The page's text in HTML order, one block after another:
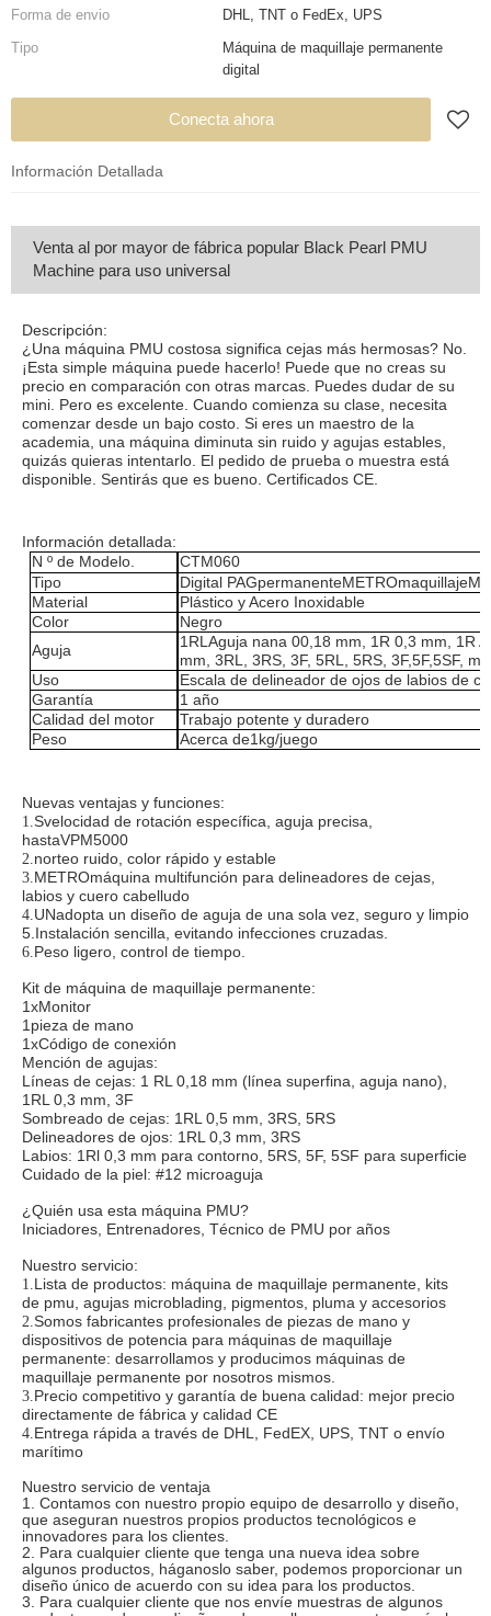
Forma de envio
DHL, TNT o FedEx, UPS
Tipo
Máquina de maquillaje permanente
digital
Conecta ahora
Información Detallada
Venta al por mayor de fábrica popular Black Pearl PMU
Machine para uso universal
Descripción:
¿Una máquina PMU costosa significa cejas más hermosas? No.
¡Esta simple máquina puede hacerlo! Puede que no creas su
precio en comparación con otras marcas. Puedes dudar de su
mini. Pero es excelente. Cuando comienza su clase, necesita
comenzar desde un bajo costo. Si eres un maestro de la
academia, una máquina diminuta sin ruido y agujas estables,
quizás quieras intentarlo. El pedido de prueba o muestra está
disponible. Sentirás que es bueno. Certificados CE.
Información detallada:
N º de Modelo.
CTM060
Tipo
Digital PAGpermanenteMETROmaquillaje
Material
Plástico y Acero Inoxidable
Color
Negro
Aguja
1RL Aguja nana 00,18 mm, 1R 0,3 mm, 1R
mm, 3RL, 3RS, 3F, 5RL, 5RS, 3F,5F,5SF,
Uso
Escala de delineador de ojos de labios de
Garantía
1 año
Calidad del motor
Trabajo potente y duradero
Peso
Acerca de1 kg/juego
Nuevas ventajas y funciones:
1.Svelocidad de rotación específica, aguja precisa,
hastaVPM5000
2.norteo ruido, color rápido y estable
3.METROmáquina multifunción para delineadores de cejas,
labios y cuero cabelludo
4.UNadopta un diseño de aguja de una sola vez, seguro y limpio
5. Instalación sencilla, evitando infecciones cruzadas.
6.Peso ligero, control de tiempo.
Kit de máquina de maquillaje permanente:
1xMonitor
1 pieza de mano
1xCódigo de conexión
Mención de agujas:
Líneas de cejas: 1 RL 0,18 mm (línea superfina, aguja nano),
1RL 0,3 mm, 3F
Sombreado de cejas: 1RL 0,5 mm, 3RS, 5RS
Delineadores de ojos: 1RL 0,3 mm, 3RS
Labios: 1Rl 0,3 mm para contorno, 5RS, 5F, 5SF para superficie
Cuidado de la piel: #12 microaguja
¿Quién usa esta máquina PMU?
Iniciadores, Entrenadores, Técnico de PMU por años
Nuestro servicio:
1.Lista de productos: máquina de maquillaje permanente, kits
de pmu, agujas microblading, pigmentos, pluma y accesorios
2.Somos fabricantes profesionales de piezas de mano y
dispositivos de potencia para máquinas de maquillaje
permanente: desarrollamos y producimos máquinas de
maquillaje permanente por nosotros mismos.
3.Precio competitivo y garantía de buena calidad: mejor precio
directamente de fábrica y calidad CE
4.Entrega rápida a través de DHL, FedEX, UPS, TNT o envío
marítimo
Nuestro servicio de ventaja
1. Contamos con nuestro propio equipo de desarrollo y diseño,
que aseguran nuestros propios productos tecnológicos e
innovadores para los clientes.
2. Para cualquier cliente que tenga una nueva idea sobre
algunos productos, háganoslo saber, podemos proporcionar un
diseño único de acuerdo con su idea para los productos.
3. Para cualquier cliente que nos envíe muestras de algunos